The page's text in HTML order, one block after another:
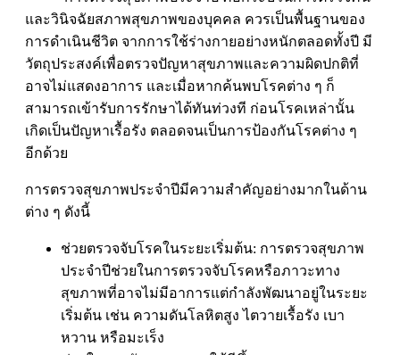
และวินิจฉัยสภาพสุขภาพของบุคคล ควรเป็นพื้นฐานของ
การดำเนินชีวิต จากการใช้ร่างกายอย่างหนักตลอดทั้งปี มี
วัตถุประสงค์เพื่อตรวจปัญหาสุขภาพและความผิดปกติที่
อาจไม่แสดงอาการ และเมื่อหากค้นพบโรคต่าง ๆ ก็
สามารถเข้ารับการรักษาได้ทันท่วงที ก่อนโรคเหล่านั้น
เกิดเป็นปัญหาเรื้อรัง ตลอดจนเป็นการป้องกันโรคต่าง ๆ
อีกด้วย
การตรวจสุขภาพประจำปีมีความสำคัญอย่างมากในด้าน
ต่าง ๆ ดังนี้
ช่วยตรวจจับโรคในระยะเริ่มต้น: การตรวจสุขภาพ
ประจำปีช่วยในการตรวจจับโรคหรือภาวะทาง
สุขภาพที่อาจไม่มีอาการแต่กำลังพัฒนาอยู่ในระยะ
เริ่มต้น เช่น ความดันโลหิตสูง ไตวายเรื้อรัง เบา
หวาน หรือมะเร็ง